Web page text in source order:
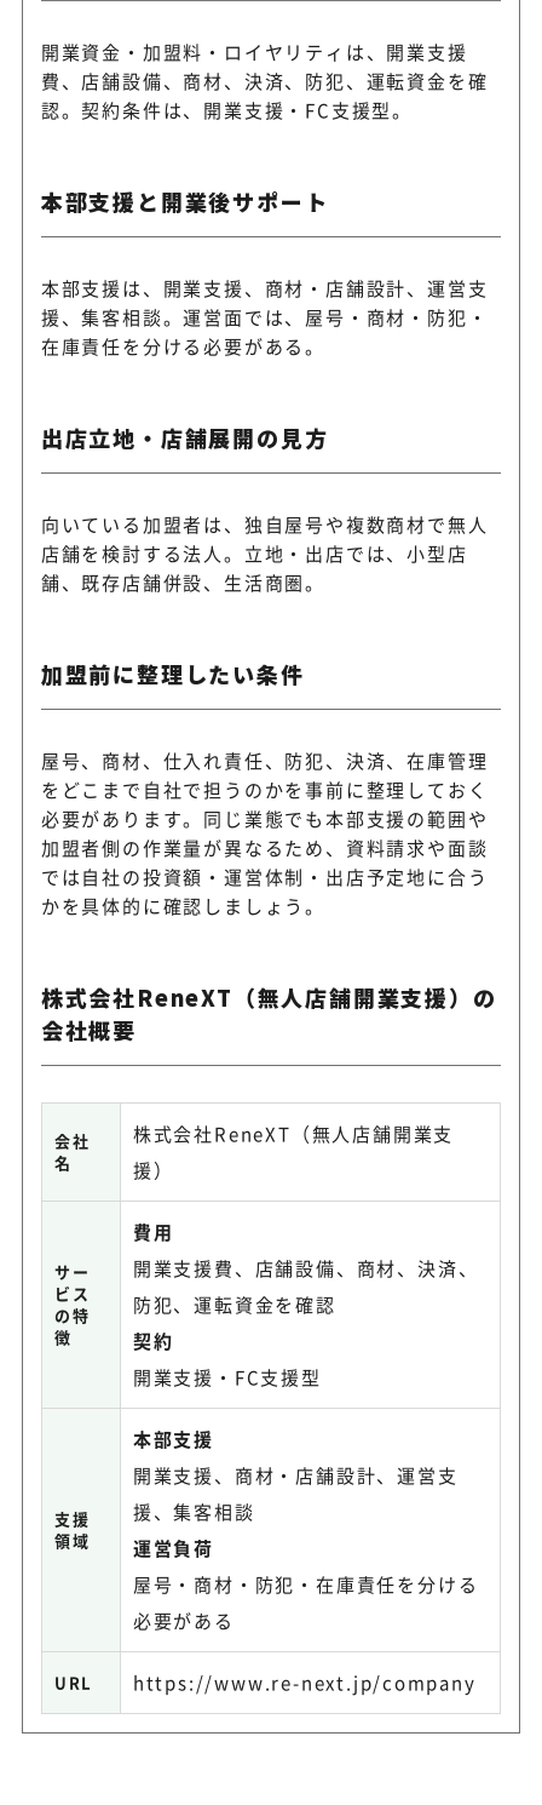
開業資金・加盟料・ロイヤリティは、開業支援
費、店舗設備、商材、決済、防犯、運転資金を確
認。契約条件は、開業支援・FC支援型。
本部支援と開業後サポート
本部支援は、開業支援、商材・店舗設計、運営支
援、集客相談。運営面では、屋号・商材・防犯・
在庫責任を分ける必要がある。
出店立地・店舗展開の見方
向いている加盟者は、独自屋号や複数商材で無人
店舗を検討する法人。立地・出店では、小型店
舗、既存店舗併設、生活商圏。
加盟前に整理したい条件
屋号、商材、仕入れ責任、防犯、決済、在庫管理
をどこまで自社で担うのかを事前に整理しておく
必要があります。同じ業態でも本部支援の範囲や
加盟者側の作業量が異なるため、資料請求や面談
では自社の投資額・運営体制・出店予定地に合う
かを具体的に確認しましょう。
株式会社ReneXT（無人店舗開業支援）の
会社概要
会社
名
株式会社ReneXT（無人店舗開業支
援）
サー
ビス
の特
徴
費用
開業支援費、店舗設備、商材、決済、
防犯、運転資金を確認
契約
開業支援・FC支援型
支援
領域
本部支援
開業支援、商材・店舗設計、運営支
援、集客相談
運営負荷
屋号・商材・防犯・在庫責任を分ける
必要がある
URL https://www.re-next.jp/company